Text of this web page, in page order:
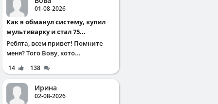
01-08-2026
Как я обманул систему, купил
мультиварку и стал 75...
Ребята, всем привет! Помните
меня? Того Вову, кото...
14 138
Ирина
02-08-2026